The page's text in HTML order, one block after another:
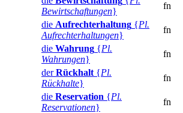
Bewirtschaftungen}
fn
die Aufrechterhaltung {Pl.
Aufrechterhaltungen}
fn
die Wahrung {Pl.
Wahrungen}
fn
derRückhalt {Pl.
Rückhalte}
fn
die Reservation {Pl.
Reservationen}
fn